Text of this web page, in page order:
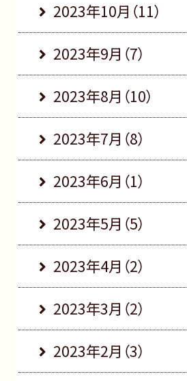
2023年10月（11）
2023年9月（7）
2023年8月（10）
2023年7月（8）
2023年6月（1）
2023年5月（5）
2023年4月（2）
2023年3月（2）
2023年2月（3）